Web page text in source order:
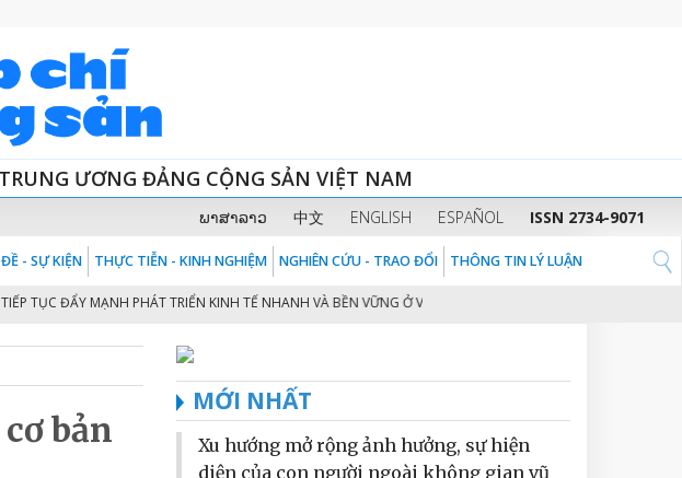
ƯƠNG ĐẢNG CỘNG SẢN VIỆT NAM
ພາສາລາວ 中文 ENGLISH ESPAÑOL ISSN 2734-9071
- SỰ KIỆN THỰC TIỄN - KINH NGHIỆM NGHIÊN CỨU - TRAO ĐỔI THÔNG TIN LÝ LUẬN
ĐẨY MẠNH PHÁT TRIỂN KINH TẾ NHANH VÀ BỀN VỮNG Ở VIỆT NAM
bản
MỚI NHẤT
Xu hướng mở rộng ảnh hưởng, sự hiện
diện của con người ngoài không gian vũ